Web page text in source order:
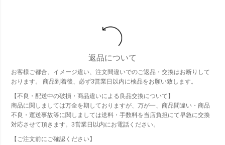
返品について
お客様ご都合、イメージ違い、注文間違いでのご返品・交換はお断りして
おります。 商品到着後、必ず3営業日以内に検品をお願い致します。
【不良・配送中の破損・商品違いによる良品交換について】
商品に関しましては万全を期しておりますが、万が一、商品間違い・商品
不良・運送事故等に関しましては送料・手数料を当店負担にて早急に交換
対応させて頂きます。3営業日以内にお電話ください。
【ご注文前にご確認ください】